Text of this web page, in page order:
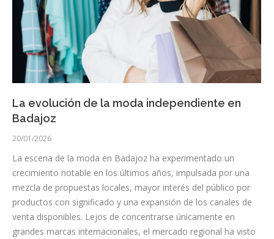
La evolución de la moda independiente en
Badajoz
20/01/2026
La escena de la moda en Badajoz ha experimentado un
crecimiento notable en los últimos años, impulsada por una
mezcla de propuestas locales, mayor interés del público por
productos con significado y una expansión de los canales de
venta disponibles. Lejos de concentrarse únicamente en
grandes marcas internacionales, el mercado regional ha visto